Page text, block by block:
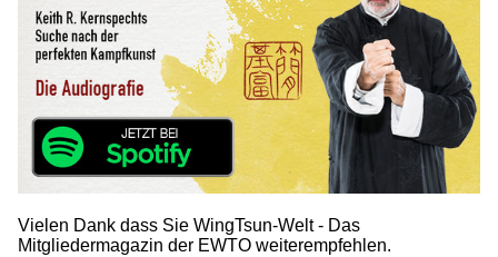
Vielen Dank dass Sie WingTsun-Welt - Das
Mitgliedermagazin der EWTO weiterempfehlen.